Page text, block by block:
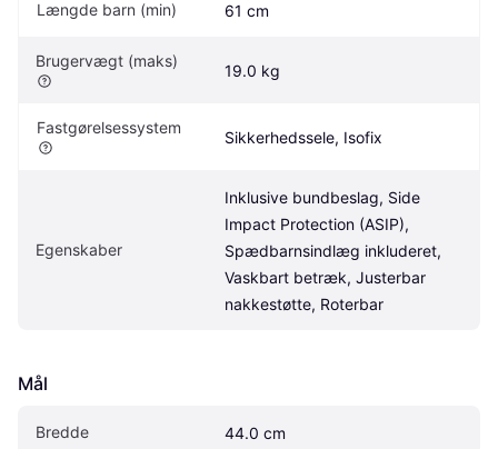
Længde barn (min) 61 cm
Brugervægt (maks)
19.0 kg
Fastgørelsessystem
Sikkerhedssele, Isofix
Egenskaber
Inklusive bundbeslag, Side
Impact Protection (ASIP),
Spædbarnsindlæg inkluderet,
Vaskbart betræk, Justerbar
nakkestøtte, Roterbar
Mål
Bredde 44.0 cm